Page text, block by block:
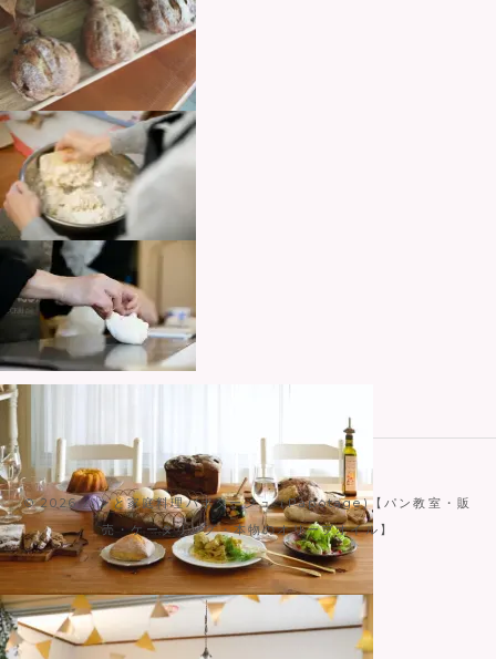
© 2026パンと家庭料理パポタージュ（Papotage)【パン教室・販
売・ケータリング・本物のオリーブオイル】